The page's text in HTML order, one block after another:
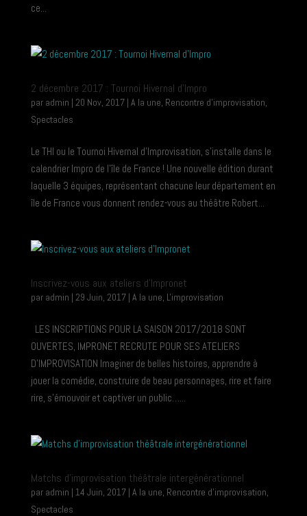
ce...
2 décembre 2017 : Tournoi Hivernal d’Impro
par admin | 20 Nov, 2017| A la une, Rencontre d'improvisation,
Spectacles
Le THI ou le Tournoi Hivernal d’Improvisation, s’installe dans le
calendrier Impro de l’île de France ! Une nouvelle édition durant
laquelle 3 équipes, représentant chacune leur département en
île de France vous donnent rendez-vous au théâtre Robert...
Inscrivez-vous aux ateliers d’Impronet
par admin | 29 Juin, 2017| A la une, L'improvisation
LES INSCRIPTIONS POUR LA SAISON 2017/2018 SONT
OUVERTES, IMPRONET RECRUTE POUR SES ATELIERS
D’IMPROVISATION Imaginer de belles histoires, apprendre à
jouer la comédie, construire de beau personnages, rire et faire
rire, s’émouvoir et captiver un public…...
Matchs d’improvisation théâtrale intergénérationnel
par admin | 14 Juin, 2017| A la une, Rencontre d'improvisation,
Spectacles